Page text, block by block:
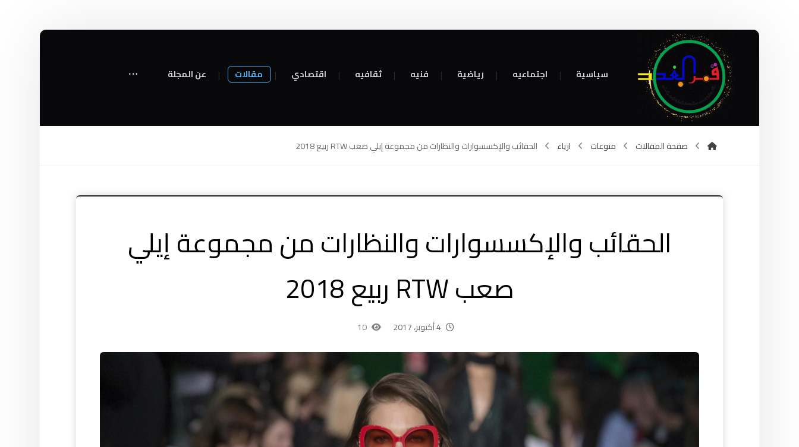
سياسية اجتماعيه رياضية فنيه ثقافيه اقتصادي مقالات عن المجلة
صفحة المقالات منوعات ازياء الحقائب والإكسسوارات والنظارات من مجموعة إيلي صعب RTW ربيع 2018
الحقائب والإكسسوارات والنظارات من مجموعة إيلي
صعب RTW ربيع 2018
4 أكتوبر، 2017 10